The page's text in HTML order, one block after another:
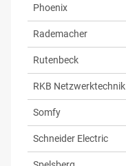
Phoenix
Rademacher
Rutenbeck
RKB Netzwerktechnik
Somfy
Schneider Electric